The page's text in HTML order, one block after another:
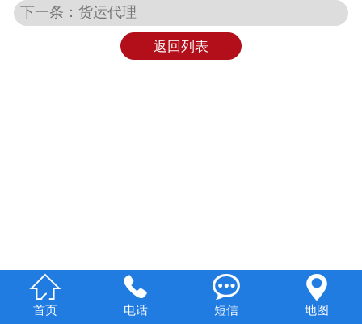
下一条：货运代理
返回列表

首页

电话

短信

地图